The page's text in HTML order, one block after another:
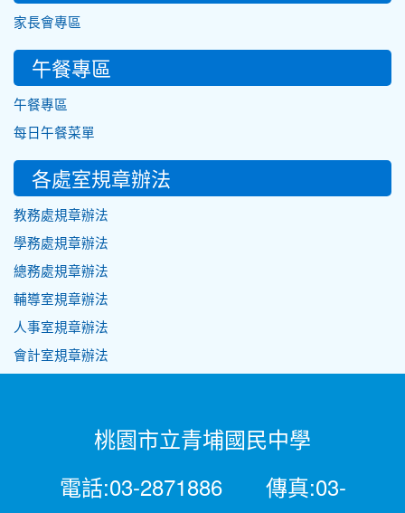
家長會專區
午餐專區
午餐專區
每日午餐菜單
各處室規章辦法
教務處規章辦法
學務處規章辦法
總務處規章辦法
輔導室規章辦法
人事室規章辦法
會計室規章辦法
桃園市立青埔國民中學
電話:03-2871886 傳真:03-